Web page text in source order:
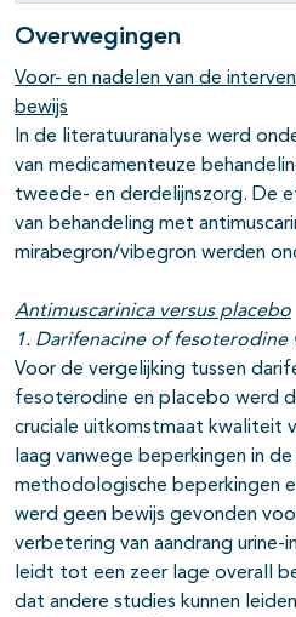
Overwegingen
Voor- en nadelen van de
bewijs
In de literatuuranalyse werd
van medicamenteuze
tweede- en derdelijnszorg. De
van behandeling met
mirabegron/vibegron werden
Antimuscarinica versus placebo
1. Darifenacine of fesoterodine
Voor de vergelijking tussen
fesoterodine en placebo werd
cruciale uitkomstmaat kwaliteit
laag vanwege beperkingen in
methodologische beperkingen
werd geen bewijs gevonden
verbetering van aandrang
leidt tot een zeer lage overall
dat andere studies kunnen